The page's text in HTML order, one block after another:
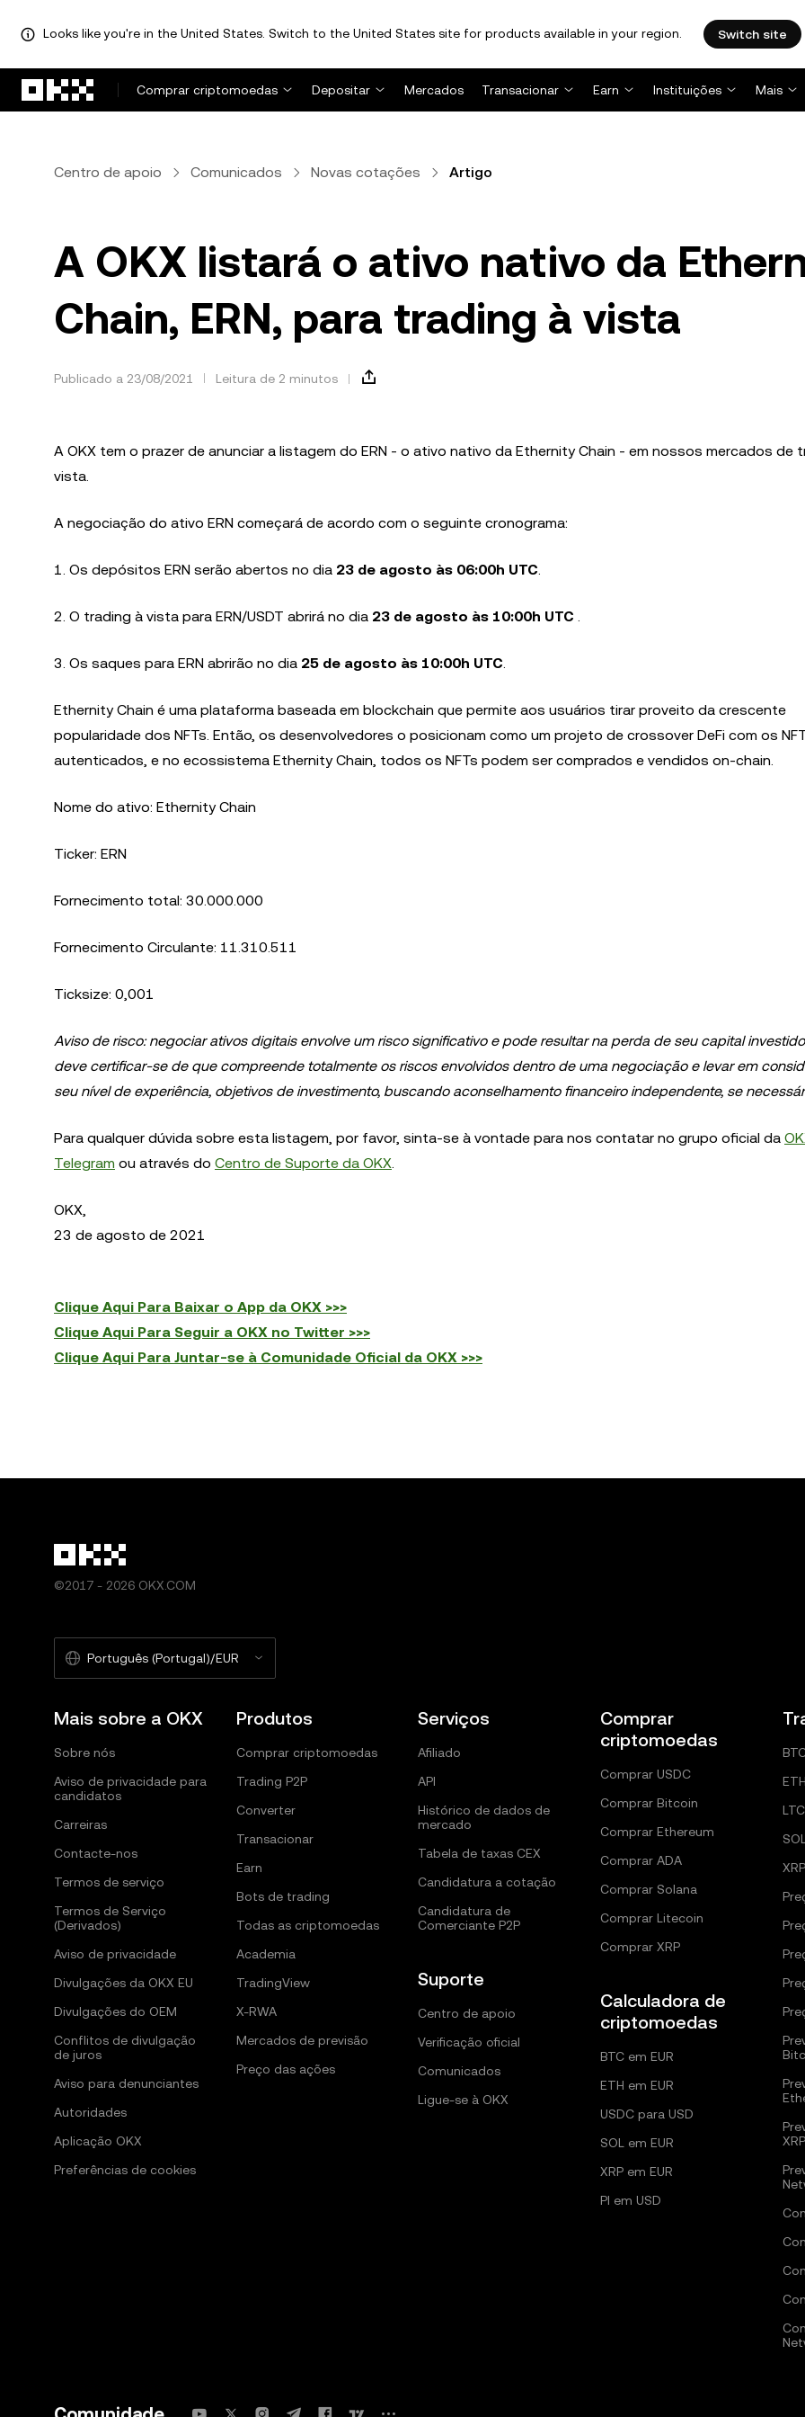
Looks like you're in the United States. Switch to the United States site for products available in your region. Switch site
Comprar criptomoedas
Depositar Mercados Transacionar Earn Instituições Mais
Centro de apoio Comunicados Novas cotações Artigo
A OKX listará o ativo nativo da
Chain, ERN, para trading à vista
Publicado a 23/08/2021 Leitura de 2 minutos
A OKX tem o prazer de anunciar a listagem do ERN - o ativo nativo da Ethernity Chain - em nossos mercados de
vista.
A negociação do ativo ERN começará de acordo com o seguinte cronograma:
1. Os depósitos ERN serão abertos no dia 23 de agosto às 06:00h UTC.
2. O trading à vista para ERN/USDT abrirá no dia 23 de agosto às 10:00h UTC .
3. Os saques para ERN abrirão no dia 25 de agosto às 10:00h UTC.
Ethernity Chain é uma plataforma baseada em blockchain que permite aos usuários tirar proveito da crescente
popularidade dos NFTs. Então, os desenvolvedores o posicionam como um projeto de crossover DeFi com os
autenticados, e no ecossistema Ethernity Chain, todos os NFTs podem ser comprados e vendidos on-chain.
Nome do ativo: Ethernity Chain
Ticker: ERN
Fornecimento total: 30.000.000
Fornecimento Circulante: 11.310.511
Ticksize: 0,001
Aviso de risco: negociar ativos digitais envolve um risco significativo e pode resultar na perda de seu capital
deve certificar-se de que compreende totalmente os riscos envolvidos dentro de uma negociação e levar em
seu nível de experiência, objetivos de investimento, buscando aconselhamento financeiro independente, se
Para qualquer dúvida sobre esta listagem, por favor, sinta-se à vontade para nos contatar no grupo oficial da
Telegram ou através do Centro de Suporte da OKX.
OKX,
23 de agosto de 2021
Clique Aqui Para Baixar o App da OKX >>>
Clique Aqui Para Seguir a OKX no Twitter >>>
Clique Aqui Para Juntar-se à Comunidade Oficial da OKX >>>
©2017 - 2026 OKX.COM
Português (Portugal)/EUR
Mais sobre a OKX
Sobre nós
Aviso de privacidade para
candidatos
Carreiras
Contacte-nos
Termos de serviço
Termos de Serviço
(Derivados)
Aviso de privacidade
Divulgações da OKX EU
Divulgações do OEM
Conflitos de divulgação
de juros
Aviso para denunciantes
Autoridades
Aplicação OKX
Preferências de cookies
Produtos
Comprar criptomoedas
Trading P2P
Converter
Transacionar
Earn
Bots de trading
Todas as criptomoedas
Academia
TradingView
X-RWA
Mercados de previsão
Preço das ações
Serviços
Afiliado
API
Histórico de dados de
mercado
Tabela de taxas CEX
Candidatura a cotação
Candidatura de
Comerciante P2P
Suporte
Centro de apoio
Verificação oficial
Comunicados
Ligue-se à OKX
Comprar
criptomoedas
Comprar USDC
Comprar Bitcoin
Comprar Ethereum
Comprar ADA
Comprar Solana
Comprar Litecoin
Comprar XRP
Calculadora de
criptomoedas
BTC em EUR
ETH em EUR
USDC para USD
SOL em EUR
XRP em EUR
PI em USD
XRP